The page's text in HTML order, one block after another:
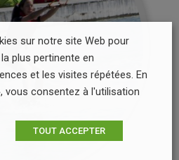
sur notre site Web pour
plus pertinente en
et les visites répétées. En
vous consentez à l'utilisation
TOUT ACCEPTER